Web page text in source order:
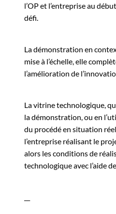
l’OP et l’entreprise au
défi.
La démonstration en
mise à l’échelle, elle
l’amélioration de
La vitrine technologique,
la démonstration, ou en
du procédé en situation
l’entreprise réalisant le
alors les conditions de
technologique avec l’aide